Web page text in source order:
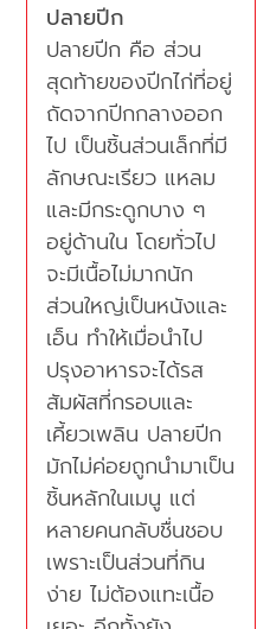
ปลายปีก
ปลายปีก คือ ส่วน
สุดท้ายของปีกไก่ที่อยู่
ถัดจากปีกกลางออก
ไป เป็นชิ้นส่วนเล็กที่มี
ลักษณะเรียว แหลม
และมีกระดูกบาง ๆ
อยู่ด้านใน โดยทั่วไป
จะมีเนื้อไม่มากนัก
ส่วนใหญ่เป็นหนังและ
เอ็น ทำให้เมื่อนำไป
ปรุงอาหารจะได้รส
สัมผัสที่กรอบและ
เคี้ยวเพลิน ปลายปีก
มักไม่ค่อยถูกนำมาเป็น
ชิ้นหลักในเมนู แต่
หลายคนกลับชื่นชอบ
เพราะเป็นส่วนที่กิน
ง่าย ไม่ต้องแทะเนื้อ